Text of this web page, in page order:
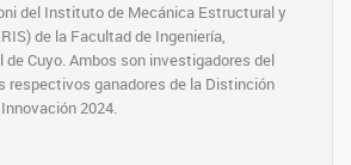
del Instituto de Mecánica Estructural y
de la Facultad de Ingeniería,
de Cuyo. Ambos son investigadores del
respectivos ganadores de la Distinción
2024.